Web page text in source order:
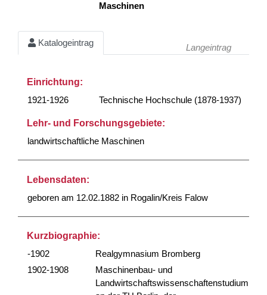
Maschinen
Katalogeintrag Langeintrag
Einrichtung:
1921-1926
Technische Hochschule (1878-1937)
Lehr- und Forschungsgebiete:
landwirtschaftliche Maschinen
Lebensdaten:
geboren am 12.02.1882 in Rogalin/Kreis Falow
Kurzbiographie:
-1902
Realgymnasium Bromberg
1902-1908
Maschinenbau- und
Landwirtschaftswissenschaftenstudium